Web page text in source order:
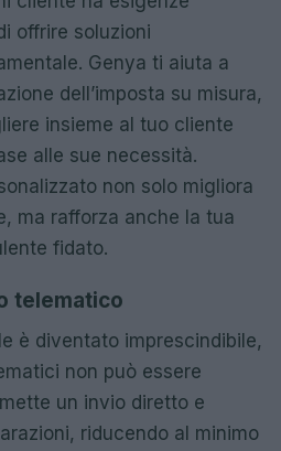
offrire soluzioni
Genya ti aiuta a
dell’imposta su misura,
insieme al tuo cliente
alle sue necessità.
non solo migliora
ma rafforza anche la tua
fidato.
telematico
è diventato imprescindibile,
non può essere
un invio diretto e
riducendo al minimo